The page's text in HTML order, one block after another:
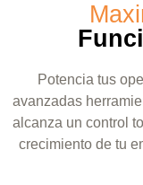
Potencia tus
avanzadas
alcanza un control
crecimiento de tu